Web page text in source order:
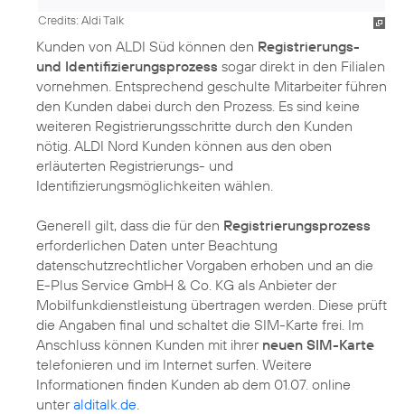
Credits: Aldi Talk
Kunden von ALDI Süd können den Registrierungs-
und Identifizierungsprozess sogar direkt in den Filialen
vornehmen. Entsprechend geschulte Mitarbeiter führen
den Kunden dabei durch den Prozess. Es sind keine
weiteren Registrierungsschritte durch den Kunden
nötig. ALDI Nord Kunden können aus den oben
erläuterten Registrierungs- und
Identifizierungsmöglichkeiten wählen.
Generell gilt, dass die für den Registrierungsprozess
erforderlichen Daten unter Beachtung
datenschutzrechtlicher Vorgaben erhoben und an die
E-Plus Service GmbH & Co. KG als Anbieter der
Mobilfunkdienstleistung übertragen werden. Diese prüft
die Angaben final und schaltet die SIM-Karte frei. Im
Anschluss können Kunden mit ihrer neuen SIM-Karte
telefonieren und im Internet surfen. Weitere
Informationen finden Kunden ab dem 01.07. online
unteralditalk.de